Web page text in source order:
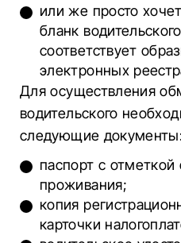
или же просто
бланк
соответствует
электронных
Для осуществления
водительского
следующие
паспорт с отметкой
проживания;
копия
карточки